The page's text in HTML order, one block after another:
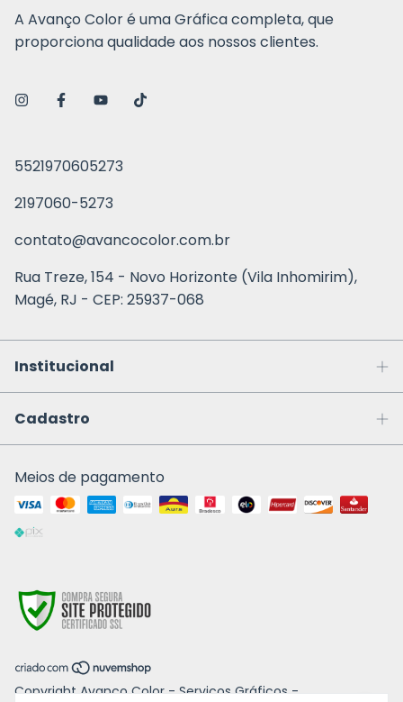
A Avanço Color é uma Gráfica completa, que
proporciona qualidade aos nossos clientes.
5521970605273
2197060-5273
contato@avancocolor.com.br
Rua Treze, 154 - Novo Horizonte (Vila Inhomirim),
Magé, RJ - CEP: 25937-068
Institucional
Cadastro
Meios de pagamento
Copyright Avanço Color - Serviços Gráficos -